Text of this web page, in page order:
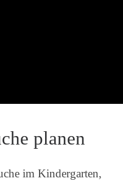
planen
im Kindergarten,